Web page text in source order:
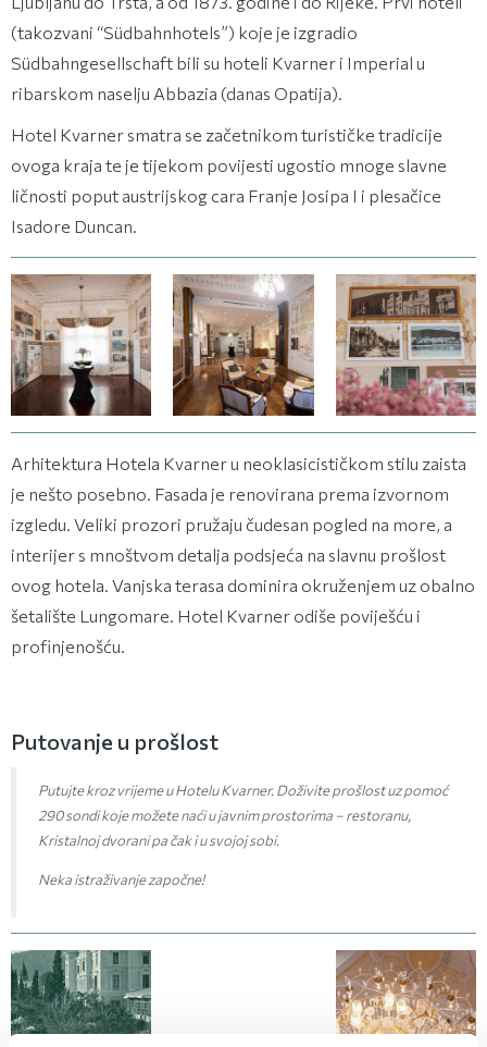
(takozvani “Südbahnhotels”) koje je izgradio
Südbahngesellschaft bili su hoteli Kvarner i Imperial u
ribarskom naselju Abbazia (danas Opatija).
Hotel Kvarner smatra se začetnikom turističke tradicije
ovoga kraja te je tijekom povijesti ugostio mnoge slavne
ličnosti poput austrijskog cara Franje Josipa I i plesačice
Isadore Duncan.
(9 fotografija) (9 fotografija) (9 fotografija)
Arhitektura Hotela Kvarner u neoklasicističkom stilu zaista
je nešto posebno. Fasada je renovirana prema izvornom
izgledu. Veliki prozori pružaju čudesan pogled na more, a
interijer s mnoštvom detalja podsjeća na slavnu prošlost
ovog hotela. Vanjska terasa dominira okruženjem uz obalno
šetalište Lungomare. Hotel Kvarner odiše poviješću i
profinjenošću.
Putovanje u prošlost
Putujte kroz vrijeme u Hotelu Kvarner. Doživite prošlost uz pomoć
290 sondi koje možete naći u javnim prostorima – restoranu,
Kristalnoj dvorani pa čak i u svojoj sobi.
Neka istraživanje započne!
(6 fotografija) (6 fotografija)